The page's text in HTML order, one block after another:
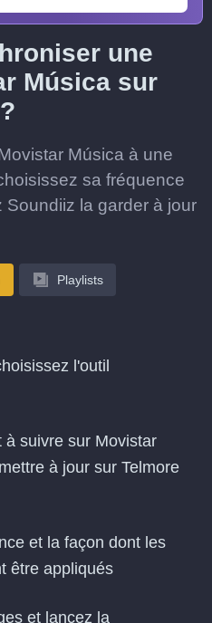
une
Música sur
Música à une
sa fréquence
Soundiiz la garder à jour
Playlists
l'outil
à suivre sur Movistar
à jour sur Telmore
et la façon dont les
être appliqués
et lancez la